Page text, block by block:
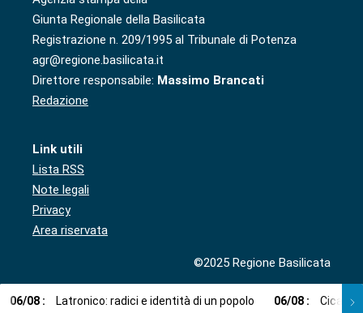
Giunta Regionale della Basilicata
Registrazione n. 209/1995 al Tribunale di Potenza
agr@regione.basilicata.it
Direttore responsabile: Massimo Brancati
Redazione
Link utili
Lista RSS
Note legali
Privacy
Area riservata
©2025 Regione Basilicata
06/08 : Latronico: radici e identità di un popolo 06/08 : Cicala: